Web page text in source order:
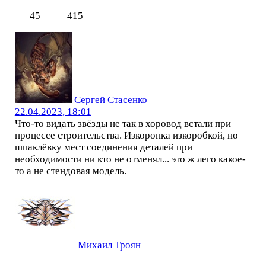
45
415
Сергей Стасенко
22.04.2023, 18:01
Что-то видать звёзды не так в хоровод встали при
процессе строительства. Изкоропка изкоробкой, но
шпаклёвку мест соединения деталей при
необходимости ни кто не отменял... это ж лего какое-
то а не стендовая модель.
Михаил Троян